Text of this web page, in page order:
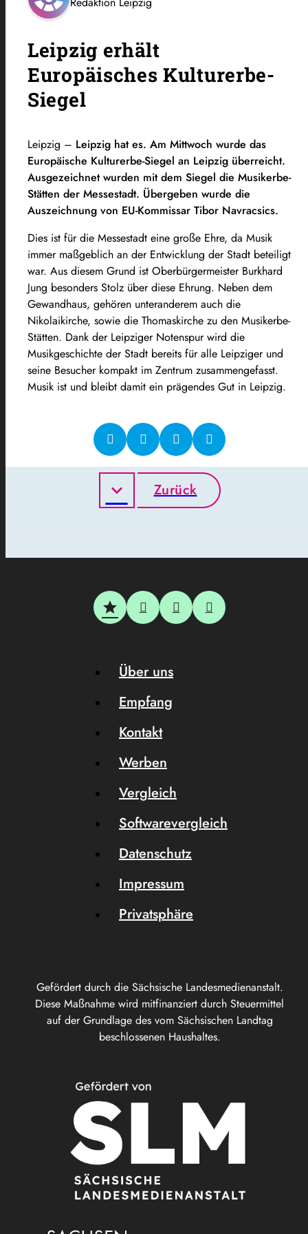
Leipzig erhält
Europäisches Kulturerbe-
Siegel
Leipzig – Leipzig hat es. Am Mittwoch wurde das
Europäische Kulturerbe-Siegel an Leipzig überreicht.
Ausgezeichnet wurden mit dem Siegel die Musikerbe-
Stätten der Messestadt. Übergeben wurde die
Auszeichnung von EU-Kommissar Tibor Navracsics.
Dies ist für die Messestadt eine große Ehre, da Musik
immer maßgeblich an der Entwicklung der Stadt beteiligt
war. Aus diesem Grund ist Oberbürgermeister Burkhard
Jung besonders Stolz über diese Ehrung. Neben dem
Gewandhaus, gehören unteranderem auch die
Nikolaikirche, sowie die Thomaskirche zu den Musikerbe-
Stätten. Dank der Leipziger Notenspur wird die
Musikgeschichte der Stadt bereits für alle Leipziger und
seine Besucher kompakt im Zentrum zusammengefasst.
Musik ist und bleibt damit ein prägendes Gut in Leipzig.
Zurück
Gefördert durch die Sächsische Landesmedienanstalt.
Diese Maßnahme wird mitfinanziert durch Steuermittel
auf der Grundlage des vom Sächsischen Landtag
beschlossenen Haushaltes.
Über uns
Empfang
Kontakt
Werben
Vergleich
Softwarevergleich
Datenschutz
Impressum
Privatsphäre